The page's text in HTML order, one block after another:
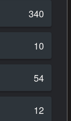
340
10
54
12